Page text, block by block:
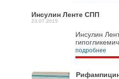
Инсулин Ленте СПП
23.07.2015
Инсулин
подробнее